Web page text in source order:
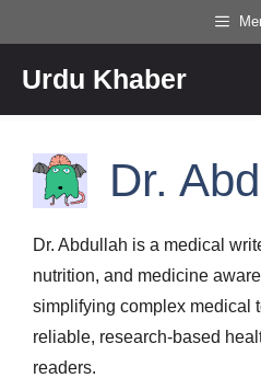
to
content
Urdu Khaber
Dr.
Dr. Abdullah is a medical
nutrition, and medicine
simplifying complex medical
reliable, research-based
readers.